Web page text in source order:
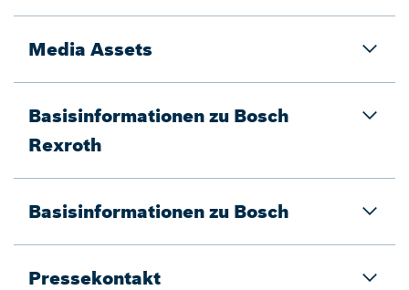
Media Assets
Basisinformationen zu Bosch
Rexroth
Basisinformationen zu Bosch
Pressekontakt